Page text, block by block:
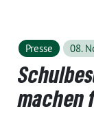
Presse 08.
machen